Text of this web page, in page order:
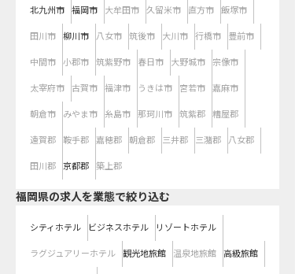
北九州市 福岡市 大牟田市 久留米市 直方市 飯塚市
田川市 柳川市 八女市 筑後市 大川市 行橋市 豊前市
中間市 小郡市 筑紫野市 春日市 大野城市 宗像市
太宰府市 古賀市 福津市 うきは市 宮若市 嘉麻市
朝倉市 みやま市 糸島市 那珂川市 筑紫郡 糟屋郡
遠賀郡 鞍手郡 嘉穂郡 朝倉郡 三井郡 三潴郡 八女郡
田川郡 京都郡 築上郡
福岡県の求人を業態で絞り込む
シティホテル ビジネスホテル リゾートホテル
ラグジュアリーホテル 観光地旅館 温泉地旅館 高級旅館